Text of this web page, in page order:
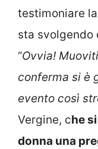
testimoniare
sta svolgendo
“Ovvia!
conferma si è
evento così
Vergine, che
donna una